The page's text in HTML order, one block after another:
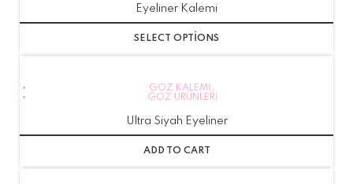
Eyeliner Kalemi
SELECT OPTIONS
GÖZ KALEMI ,
GÖZ ÜRÜNLERI
Ultra Siyah Eyeliner
ADD TO CART